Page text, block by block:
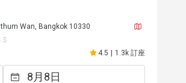
Wan, Bangkok 10330
4.5 1.3k 訂座